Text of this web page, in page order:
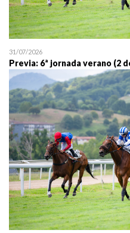
31/07/2026
Previa: 6ª jornada verano (2